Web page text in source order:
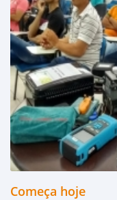
Começa hoje